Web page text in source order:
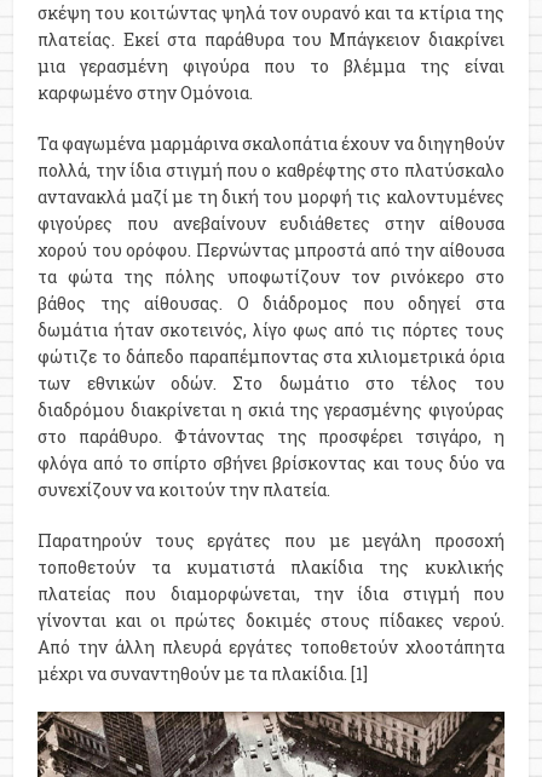
σκέψη του κοιτώντας ψηλά τον ουρανό και τα κτίρια της
πλατείας. Εκεί στα παράθυρα του Μπάγκειον διακρίνει
μια γερασμένη φιγούρα που το βλέμμα της είναι
καρφωμένο στην Ομόνοια.
Τα φαγωμένα μαρμάρινα σκαλοπάτια έχουν να διηγηθούν
πολλά, την ίδια στιγμή που ο καθρέφτης στο πλατύσκαλο
αντανακλά μαζί με τη δική του μορφή τις καλοντυμένες
φιγούρες που ανεβαίνουν ευδιάθετες στην αίθουσα
χορού του ορόφου. Περνώντας μπροστά από την αίθουσα
τα φώτα της πόλης υποφωτίζουν τον ρινόκερο στο
βάθος της αίθουσας. Ο διάδρομος που οδηγεί στα
δωμάτια ήταν σκοτεινός, λίγο φως από τις πόρτες τους
φώτιζε το δάπεδο παραπέμποντας στα χιλιομετρικά όρια
των εθνικών οδών. Στο δωμάτιο στο τέλος του
διαδρόμου διακρίνεται η σκιά της γερασμένης φιγούρας
στο παράθυρο. Φτάνοντας της προσφέρει τσιγάρο, η
φλόγα από το σπίρτο σβήνει βρίσκοντας και τους δύο να
συνεχίζουν να κοιτούν την πλατεία.
Παρατηρούν τους εργάτες που με μεγάλη προσοχή
τοποθετούν τα κυματιστά πλακίδια της κυκλικής
πλατείας που διαμορφώνεται, την ίδια στιγμή που
γίνονται και οι πρώτες δοκιμές στους πίδακες νερού.
Από την άλλη πλευρά εργάτες τοποθετούν χλοοτάπητα
μέχρι να συναντηθούν με τα πλακίδια. [1]